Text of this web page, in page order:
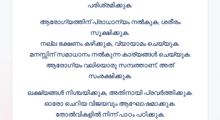
പരിശ്രമിക്കുക.
ആരോഗ്യത്തിന് പ്രാധാന്യം നൽകുക, ശരീരം
സൂക്ഷിക്കുക.
നല്ല ഭക്ഷണം കഴിക്കുക, വ്യായാമം ചെയ്യുക.
മനസ്സിന് സമാധാനം നൽകുന്ന കാര്യങ്ങൾ ചെയ്യുക.
ആരോഗ്യം വലിയൊരു സമ്പത്താണ്, അത്
സംരക്ഷിക്കുക.
ലക്ഷ്യങ്ങൾ നിശ്ചയിക്കുക, അതിനായി പ്രവർത്തിക്കുക.
ഓരോ ചെറിയ വിജയവും ആഘോഷമാക്കുക.
തോൽവികളിൽ നിന്ന് പാഠം പഠിക്കുക.